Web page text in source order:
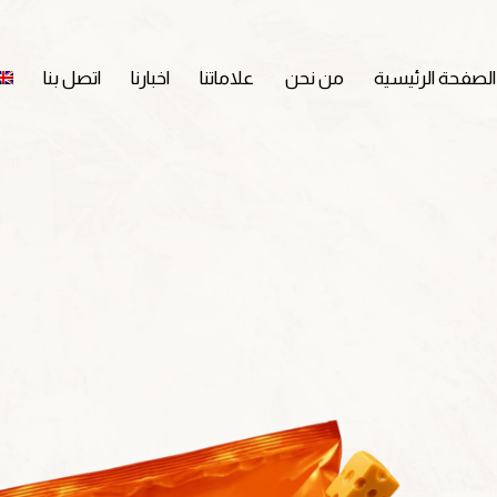
الصفحة الرئيسية من نحن علاماتنا اخبارنا اتصل بنا